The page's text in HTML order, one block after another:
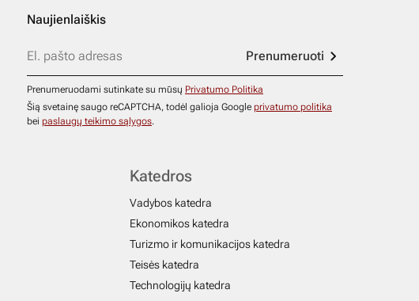
Naujienlaiškis
Prenumeruoti
Prenumeruodami sutinkate su mūsų Privatumo Politika
Šią svetainę saugo reCAPTCHA, todėl galioja Google privatumo politika
bei paslaugų teikimo sąlygos.
Katedros
Vadybos katedra
Ekonomikos katedra
Turizmo ir komunikacijos katedra
Teisės katedra
Technologijų katedra